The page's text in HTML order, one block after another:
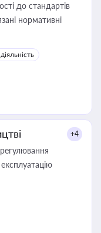
до стандартів
нормативні
+4